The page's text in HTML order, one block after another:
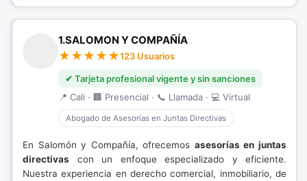
1.SALOMON Y COMPAÑÍA
123 Usuarios
✔ Tarjeta profesional vigente y sin sanciones
📍 Cali · 🏢 Presencial · 📞 Llamada · 💻 Virtual
Abogado de Asesorías en Juntas Directivas
En Salomón y Compañía, ofrecemos asesorías en juntas
directivas con un enfoque especializado y eficiente.
Nuestra experiencia en derecho comercial, inmobiliario, de